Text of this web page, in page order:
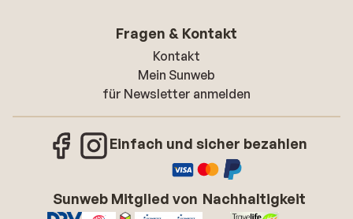
Fragen & Kontakt
Kontakt
Mein Sunweb
für Newsletter anmelden
Einfach und sicher bezahlen
Sunweb Mitglied von Nachhaltigkeit